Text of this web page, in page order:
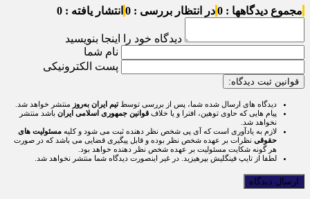
مجموع دیدگاهها : 0 در انتظار بررسی : 0 انتشار یافته : 0
دیدگاه خود را اینجا بنویسید
نام شما
پست الکترونیکی
قوانین ثبت دیدگاه:
دیدگاه های ارسال شده شما، پس از بررسی توسطتیم ایران به‌روز منتشر خواهد شد.
پیام هایی که حاوی توهین، افترا و یا خلاف قوانین جمهوری اسلامی ایران باشد منتشر
نخواهد شد.
لازم به یادآوری است که آی پی شخص نظر دهنده ثبت می شود و کلیه مسئولیت های
حقوقی نظرات بر عهده شخص نظر بوده و قابل پیگیری قضایی می باشد که در صورت
هر گونه شکایت مسئولیت بر عهده شخص نظر دهنده خواهد بود.
لطفا از تایپ فینگلیش بپرهیزید. در غیر اینصورت دیدگاه شما منتشر نخواهد شد.